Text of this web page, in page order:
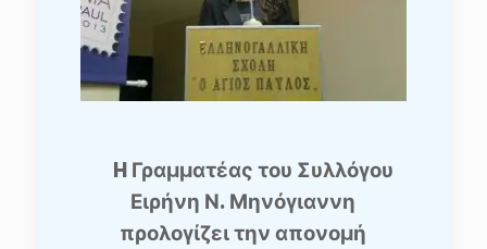
H Γραμματέας του Συλλόγου
Ειρήνη Ν. Μηνόγιαννη
προλογίζει την απονομή